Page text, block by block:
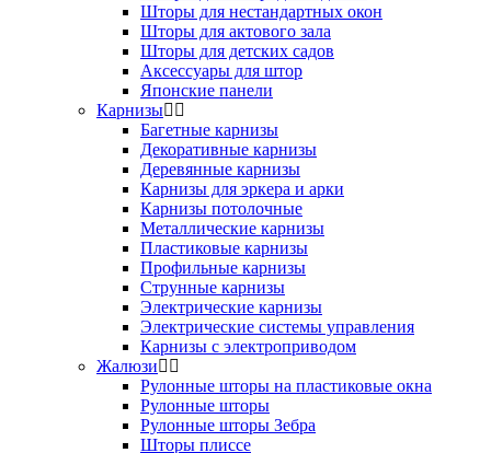
Шторы для нестандартных окон
Шторы для актового зала
Шторы для детских садов
Аксессуары для штор
Японские панели
Карнизы
Багетные карнизы
Декоративные карнизы
Деревянные карнизы
Карнизы для эркера и арки
Карнизы потолочные
Металлические карнизы
Пластиковые карнизы
Профильные карнизы
Струнные карнизы
Электрические карнизы
Электрические системы управления
Карнизы с электроприводом
Жалюзи
Рулонные шторы на пластиковые окна
Рулонные шторы
Рулонные шторы Зебра
Шторы плиссе